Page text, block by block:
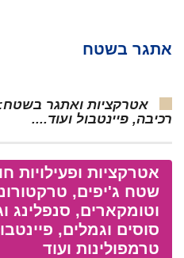
אתגר בשטח
אטרקציות ואתגר בשטח:
רכיבה, פיינטבול ועוד....
אטרקציות ופעילויות
שטח ג'יפים,
וטומקארים, סנפלינג
סוסים וגמלים,
טרמפולינות ועוד